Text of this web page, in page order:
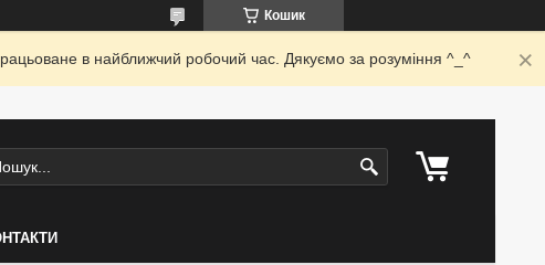
Кошик
в найближчий робочий час. Дякуємо за розуміння ^_^